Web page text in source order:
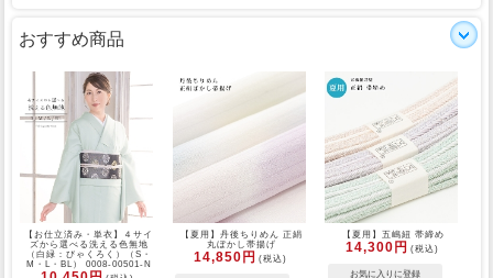
おすすめ商品
【お仕立済み・単衣】４サイ
ズから選べる洗える色無地
（白緑：びゃくろく）（S・
M・L・BL） 0008-00501-N
【夏用】丹後ちりめん 正絹
丸ぼかし帯揚げ
14,850円 (税込)
【夏用】五嶋紐 帯締め
14,300円 (税込)